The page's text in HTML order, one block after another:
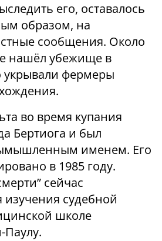
его, оставалось
образом, на
сообщения. Около
нашёл убежище в
укрывали фермеры
во время купания
Бертиога и был
именем. Его
в 1985 году.
сейчас
изучения судебной
школе
Паулу.